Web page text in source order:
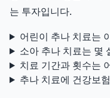
는 투자입니다.
어린이 추나 치료는
소아 추나 치료는 몇
치료 기간과 횟수는
추나 치료에 건강보